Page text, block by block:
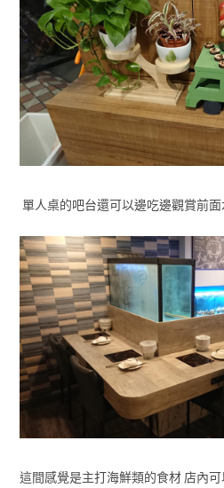
單人桌的吧台還可以邊吃邊觀賞前
這間感覺是主打海鮮類的食材 店內